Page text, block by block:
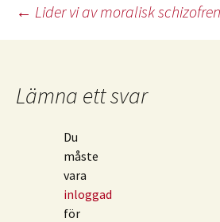
← Lider vi av moralisk
Lämna ett svar
Du
måste
vara
inloggad
för